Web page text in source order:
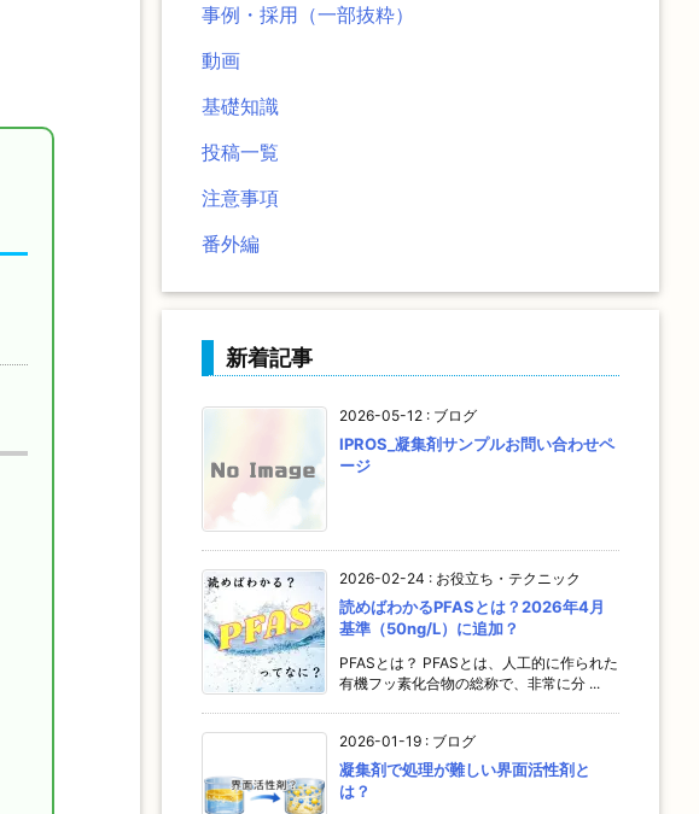
事例・採用（一部抜粋）
動画
基礎知識
投稿一覧
注意事項
番外編
新着記事
2026-05-12 : ブログ
IPROS_凝集剤サンプルお問い合わせペ
ージ
2026-02-24 : お役立ち・テクニック
読めばわかるPFASとは？2026年4月
基準（50ng/L）に追加？
PFASとは？ PFASとは、人工的に作られた
有機フッ素化合物の総称で、非常に分 ...
2026-01-19 : ブログ
凝集剤で処理が難しい界面活性剤と
は？